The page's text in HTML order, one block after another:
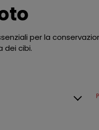
per la
dei cibi.